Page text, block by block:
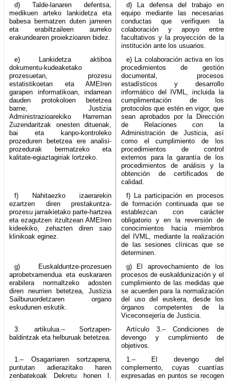
d) Talde-lanaren defentsa,
medikuen arteko lankidetza eta
babesa bermatzen duten jarreren
eta erabiltzaileen aurreko
erakundearen proiekzioaren bidez.
d) La defensa del trabajo en
equipo mediante las necesarias
conductas que verifiquen la
colaboración y apoyo entre
facultativos y la proyección de la
institución ante los usuarios.
e) Lankidetza aktiboa
dokumentu-kudeaketako
prozesuetan, prozesu
estatistikoetan eta AMEIren
garapen informatikoan, indarrean
dauden protokoloen betetzea
barne, Justizia
Administrazioarekiko Harreman
Zuzendaritzak onesten dituenak,
bai eta kanpo-kontroleko
prozeduren betetzea ere analisi-
prozedurak bermatzeko eta
kalitate-egiaztagiriak lortzeko.
e) La colaboración activa en los
procedimientos de gestión
documental, procesos
estadísticos y desarrollo
informático del IVML, incluida la
cumplimentación de los
protocolos que estén en vigor, que
sean aprobados por la Dirección
de Relaciones con la
Administración de Justicia, así
como el cumplimiento de los
procedimientos de control
externos para la garantía de los
procedimientos de análisis y la
obtención de certificados de
calidad.
f) Nahitaezko izaerarekin
ezartzen diren prestakuntza-
prozesu jarraikietako parte-hartzea
eta ezagutzen itzultzean AMEIren
kideekiko, zehazten diren saio
klinikoak eginez.
f) La participación en procesos
de formación continuada que se
establezcan con carácter
obligatorio y en la reversión de
conocimientos hacia miembros
del IVML, mediante la realización
de las sesiones clínicas que se
determinen.
g) Euskalduntze-prozesuen
aprobetxamendua eta euskararen
erabilera normaltzeko adosten
diren neurrien betetzea, Justizia
Sailburuordetzaren organo
eskudunen eskutik.
g) El aprovechamiento de los
procesos de euskaldunización y el
cumplimiento de las medidas que
se acuerden para la normalización
del uso del euskera, desde los
órganos competentes de la
Viceconsejería de Justicia.
3. artikulua.– Sortzapen-
baldintzak eta helburuak betetzea.
Artículo 3.– Condiciones de
devengo y cumplimiento de
objetivos.
1.– Osagarriaren sortzapena,
puntutan adierazitako haren
zenbatekoak Dekretu honen I.
1.– El devengo del
complemento, cuyas cuantías
expresadas en puntos se recogen